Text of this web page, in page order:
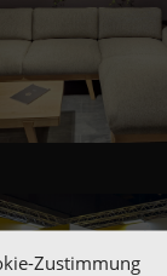
Zustimmung